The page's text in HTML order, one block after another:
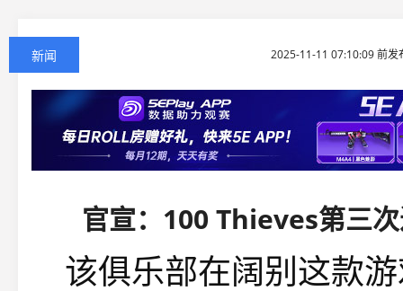
新闻 2025-11-11 07:10:09 前
官宣：100 Thieves第三
该俱乐部在阔别这款